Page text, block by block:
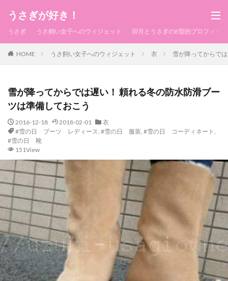
うさぎが好き！
うさぎ うさ飼い女子へのウィジェット 卯月とうさぎのB型的プロフィール
HOME うさ飼い女子へのウィジェット 衣 雪が降ってからで
雪が降ってからでは遅い！ 頼れる冬の防水防滑ブー
ツは準備しておこう
2016-12-18 2018-02-01
衣
#雪の日 ブーツ レディース, #雪の日 服装, #雪の日 コーディネート ,
#雪の日 靴
151View